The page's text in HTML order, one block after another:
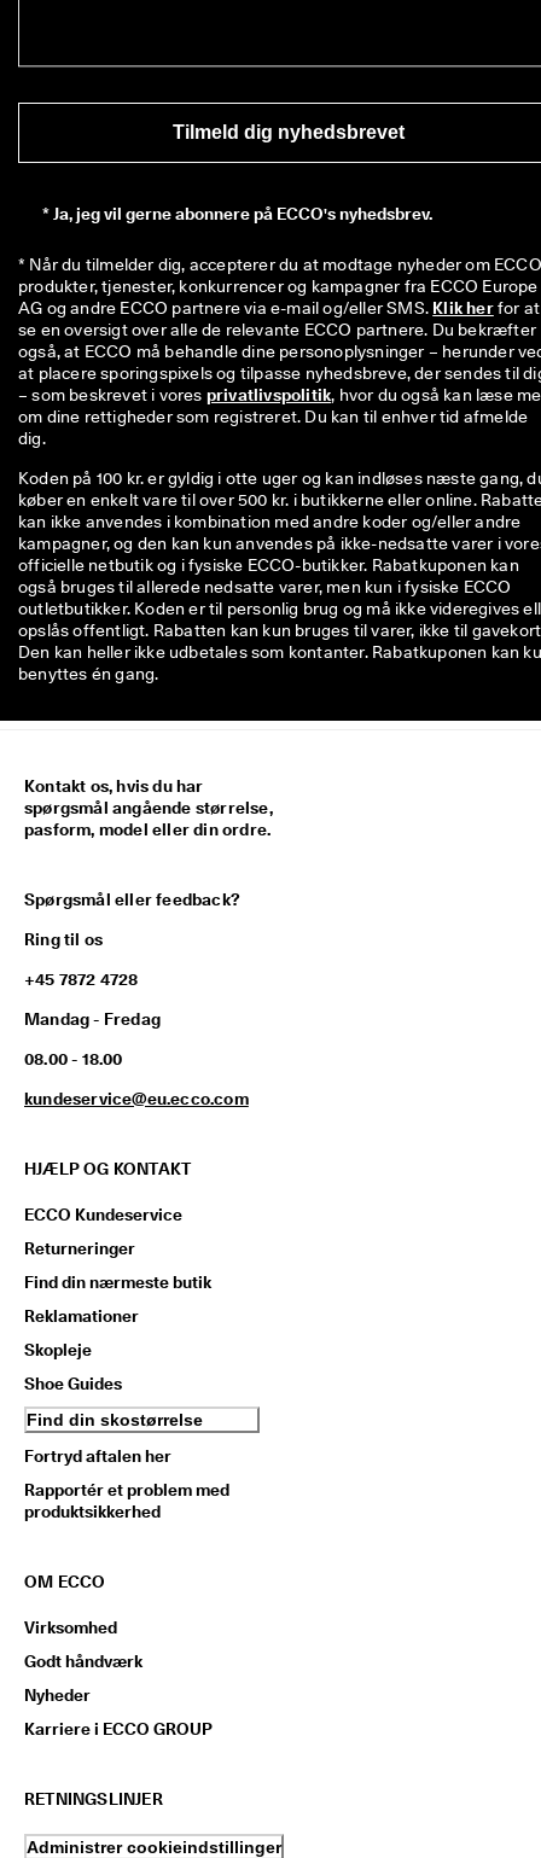
Tilmeld dig nyhedsbrevet
*Ja, jeg vil gerne abonnere på ECCO's nyhedsbrev.
* Når du tilmelder dig, accepterer du at modtage nyheder om
produkter, tjenester, konkurrencer og kampagner fra ECCO Europe
AG og andre ECCO partnere via e-mail og/eller SMS. Klik her for at
se en oversigt over alle de relevante ECCO partnere. Du bekræfter
også, at ECCO må behandle dine personoplysninger – herunder
at placere sporingspixels og tilpasse nyhedsbreve, der sendes til
– som beskrevet i vores privatlivspolitik, hvor du også kan læse
om dine rettigheder som registreret. Du kan til enhver tid afmelde
dig.
Koden på 100 kr. er gyldig i otte uger og kan indløses næste gang,
køber en enkelt vare til over 500 kr. i butikkerne eller online.
kan ikke anvendes i kombination med andre koder og/eller andre
kampagner, og den kan kun anvendes på ikke-nedsatte varer i
officielle netbutik og i fysiske ECCO-butikker. Rabatkuponen kan
også bruges til allerede nedsatte varer, men kun i fysiske ECCO
outletbutikker. Koden er til personlig brug og må ikke videregives
opslås offentligt. Rabatten kan kun bruges til varer, ikke til
Den kan heller ikke udbetales som kontanter. Rabatkuponen kan
benyttes én gang.
Kontakt os, hvis du har
spørgsmål angående størrelse,
pasform, model eller din ordre.
Spørgsmål eller feedback?
Ring til os
+45 7872 4728
Mandag - Fredag
08.00 - 18.00
kundeservice@eu.ecco.com
HJÆLP OG KONTAKT
ECCO Kundeservice
Returneringer
Find din nærmeste butik
Reklamationer
Skopleje
Shoe Guides
Find din skostørrelse
Fortryd aftalen her
Rapportér et problem med
produktsikkerhed
OM ECCO
Virksomhed
Godt håndværk
Nyheder
Karriere i ECCO GROUP
RETNINGSLINJER
Administrer cookieindstillinger